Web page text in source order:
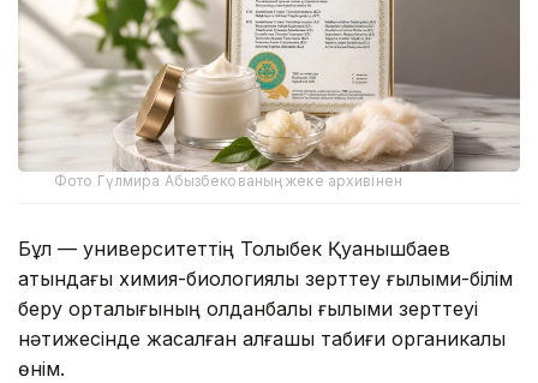
Фото Гүлмира Абызбекованың жеке архивінен
Бұл — университеттің Толыбек Қуанышбаев
атындағы химия-биологиялық зерттеу ғылыми-білім
беру орталығының қолданбалы ғылыми зерттеуі
нәтижесінде жасалған алғашқы табиғи органикалық
өнім.